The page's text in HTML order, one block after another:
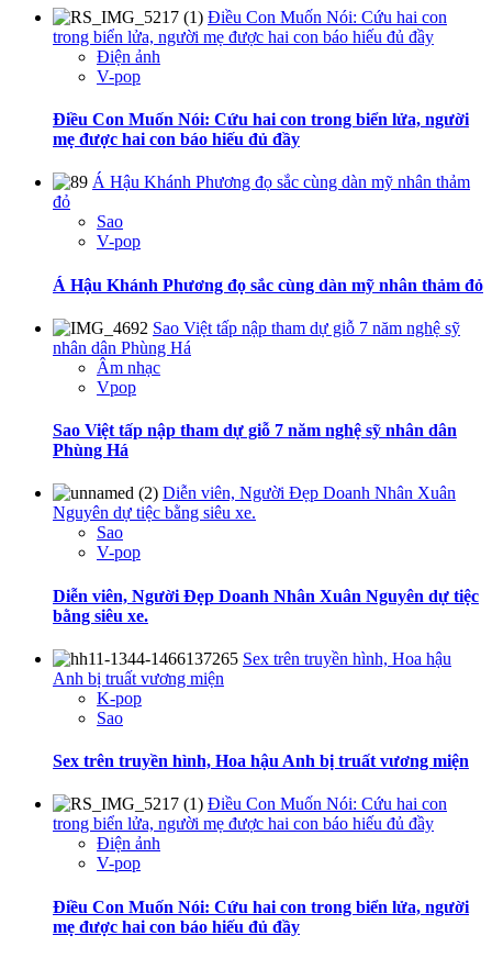
Điều Con Muốn Nói: Cứu hai con
trong biển lửa, người mẹ được hai con báo hiếu đủ đầy
Điện ảnh
V-pop
Điều Con Muốn Nói: Cứu hai con trong biển lửa, người
mẹ được hai con báo hiếu đủ đầy
Á Hậu Khánh Phương đọ sắc cùng dàn mỹ nhân thảm
đỏ
Sao
V-pop
Á Hậu Khánh Phương đọ sắc cùng dàn mỹ nhân thảm đỏ
Sao Việt tấp nập tham dự giỗ 7 năm nghệ sỹ
nhân dân Phùng Há
Âm nhạc
Vpop
Sao Việt tấp nập tham dự giỗ 7 năm nghệ sỹ nhân dân
Phùng Há
Diễn viên, Người Đẹp Doanh Nhân Xuân
Nguyên dự tiệc bằng siêu xe.
Sao
V-pop
Diễn viên, Người Đẹp Doanh Nhân Xuân Nguyên dự tiệc
bằng siêu xe.
Sex trên truyền hình, Hoa hậu
Anh bị truất vương miện
K-pop
Sao
Sex trên truyền hình, Hoa hậu Anh bị truất vương miện
Điều Con Muốn Nói: Cứu hai con
trong biển lửa, người mẹ được hai con báo hiếu đủ đầy
Điện ảnh
V-pop
Điều Con Muốn Nói: Cứu hai con trong biển lửa, người
mẹ được hai con báo hiếu đủ đầy